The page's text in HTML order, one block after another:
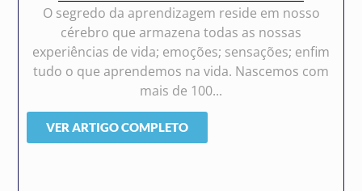
O segredo da aprendizagem reside em nosso
cérebro que armazena todas as nossas
experiências de vida; emoções; sensações; enfim
tudo o que aprendemos na vida. Nascemos com
mais de 100...
VER ARTIGO COMPLETO